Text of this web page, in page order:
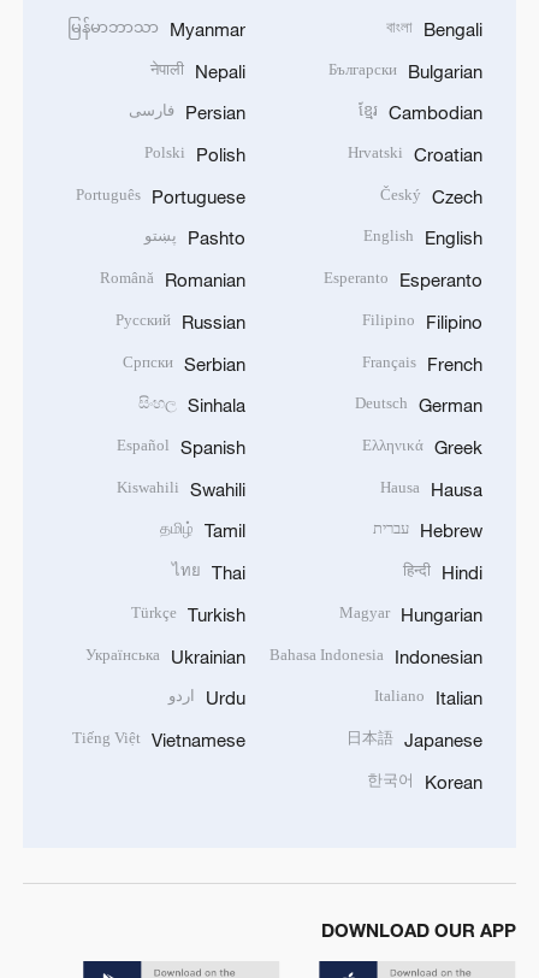
Bengali
বাংলা
Bulgarian
Български
Cambodian
ខ្មែរ
Croatian
Hrvatski
Czech
Český
English
English
Esperanto
Esperanto
Filipino
Filipino
French
Français
German
Deutsch
Greek
Ελληνικά
Hausa
Hausa
Hebrew עברית
Hindi
हिन्दी
Hungarian
Magyar
Indonesian
Bahasa Indonesia
Italian
Italiano
Japanese
日本語
Korean
한국어
Myanmar
မြန်မာဘာသာ
Nepali
नेपाली
Persian فارسی
Polish
Polski
Portuguese
Português
Pashto پښتو
Romanian
Română
Russian
Русский
Serbian
Српски
Sinhala
සිංහල
Spanish
Español
Swahili
Kiswahili
Tamil
தமிழ்
Thai
ไทย
Turkish
Türkçe
Ukrainian
Українська
Urdu اردو
Vietnamese
Tiếng Việt
DOWNLOAD OUR APP